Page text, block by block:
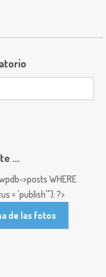
...
>posts WHERE
= 'publish'"); ?>
de las fotos